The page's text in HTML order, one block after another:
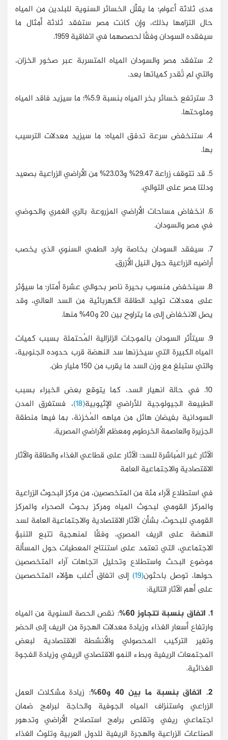
مدى ثلاثة أعوام؛ ما يقلِّل الخسائر السنوية للبلدين من المياه
حال التزامها بذلك، وإن كانت مصر ستفقد ثلاثة أمثال ما
سيفقده السودان وفقًا لحصصهما في اتفاقية 1959.
2. ستفقد مصر والسودان المياه المتسربة عبر صخور الخزان،
والتي لم تُقدر كمياتها بعد.
3. سترتفع خسائر بخر المياه بنسبة 5.9%؛ ما سيزيد فاقد المياه
وملوحتها.
4. ستنخفض سرعة تدفق المياه؛ ما سيزيد معدلات الترسيب
بها.
5. قد تتوقف زراعة 29.47% و23.03% من الأراضي الزراعية بصعيد
ودلتا مصر على التوالي.
6. انخفاض مساحات الأراضي المزروعة بالري الغمري والحوضي
في مصر والسودان.
7. سيفقد السودان بخاصة وارد الطمي السنوي الذي يخصب
أراضيه الزراعية حول النيل الأزرق.
8. سينخفض منسوب بحيرة ناصر بحوالي عشرة أمتار؛ ما سيؤثر
على معدلات توليد الطاقة الكهربائية من السد العالي، وقد
يصل الانخفاض إلى ما يتراوح بين 20 و40% منها.
9. سيتأثر السودان بالموجات الزلزالية المُحتملة بسبب كميات
المياه الكبيرة التي سيخزنها سد النهضة قرب حدوده الجنوبية،
والتي ستبلغ مع وزن السد ما يقرب من 150 مليار طن.
10. في حالة انهيار السد، كما يتوقع بعض الخبراء بسبب
الطبيعة الجيولوجية للأراضي الإثيوبية(18)
، فستغرق المدن
السودانية بفيضان هائل من مياهه المُخزنة، بما فيها منطقة
الجزيرة والعاصمة الخرطوم ومعظم الأراضي المصرية.
الآثار غير المُباشرة للسد: الآثار على قطاعي الغذاء والطاقة والآثار
الاقتصادية والاجتماعية العامة
في استطلاع لآراء مئة من المتخصصين، من مركز البحوث الزراعية
والمركز القومي لبحوث المياه ومركز بحوث الصحراء والمركز
القومي للبحوث، بشأن الآثار الاقتصادية والاجتماعية العامة لسد
النهضة على الريف المصري، وفقًا لمنهجية تتبع التنبؤ
الاجتماعي، التي تعتمد على استنتاج المعطيات حول المسألة
موضوع البحث واستطلاع وتحليل اتجاهات آراء المتخصصين
حولها، توصل باحثون(19)
إلى اتفاق أغلب هؤلاء المتخصصين
على أهم الآثار التالية:
1. اتفاق بنسبة تتجاوز 60%
: نقص الحصة السنوية من المياه
وارتفاع أسعار الغذاء وزيادة معدلات الهجرة من الريف إلى الحضر
وتغير التركيب المحصولي والأنشطة الاقتصادية لبعض
المجتمعات الريفية وبطء النمو الاقتصادي الريفي وزيادة الفجوة
الغذائية.
2. اتفاق بنسبة ما بين 40 و60%
: زيادة مشكلات العمل
الزراعي واستنزاف المياه الجوفية والحاجة لبرامج ضمان
اجتماعي ريفي وتقلص برامج استصلاح الأراضي وتدهور
الصناعات الزراعية والهجرة الريفية للدول العربية وتلوث الغذاء